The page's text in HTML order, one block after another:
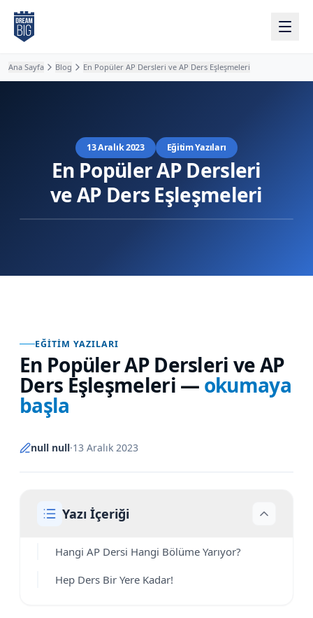
Ana içeriğe atla
Ana Sayfa Blog En Popüler AP Dersleri ve AP Ders Eşleşmeleri
13 Aralık 2023 Eğitim Yazıları
En Popüler AP Dersleri
ve AP Ders Eşleşmeleri
EĞITIM YAZILARI
En Popüler AP Dersleri ve AP
Ders Eşleşmeleri — okumaya
başla
null null·13 Aralık 2023
Yazı İçeriği
Hangi AP Dersi Hangi Bölüme Yarıyor?
Hep Ders Bir Yere Kadar!